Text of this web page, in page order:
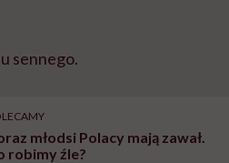
sennego.
młodsi Polacy mają zawał.
robimy źle?